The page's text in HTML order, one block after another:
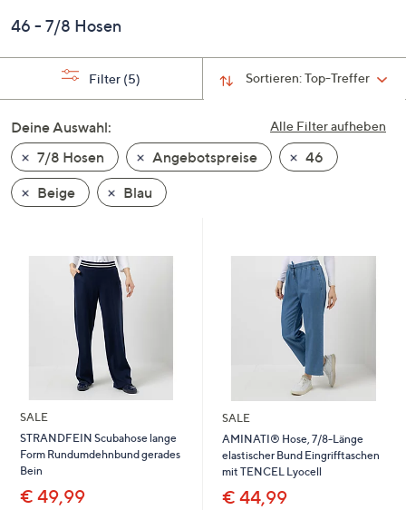
Pfeiltasten
nach
und
nach
unten
oder
wischen
Sie
diese
anzuzeigen.
46 - 7/8 Hosen
Sortieren:Top-Treffer
Filter (5)
Alle Filter aufheben
Deine Auswahl:
7/8 Hosen
Angebotspreise
46
Beige
Blau
SALE
STRANDFEIN Scubahose lange
Form Rundumdehnbund gerades
Bein
€ 49,99
SALE
AMINATI® Hose, 7/8-Länge
elastischer Bund Eingrifftaschen
mit TENCEL Lyocell
€ 44,99